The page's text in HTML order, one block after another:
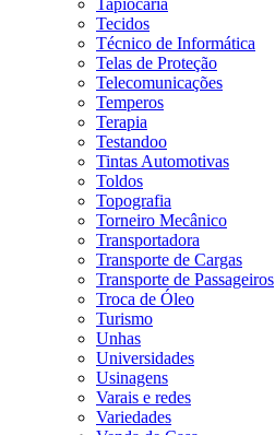
Tapiocaria
Tecidos
Técnico de Informática
Telas de Proteção
Telecomunicações
Temperos
Terapia
Testandoo
Tintas Automotivas
Toldos
Topografia
Torneiro Mecânico
Transportadora
Transporte de Cargas
Transporte de Passageiros
Troca de Óleo
Turismo
Unhas
Universidades
Usinagens
Varais e redes
Variedades